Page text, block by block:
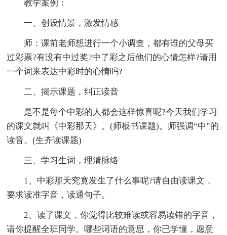
教学案例：
一、创设情景，激发情感
师：课前老师想进行一个小调查，都有谁的父母买
过彩票?有没有中过奖?中了彩之后他们的心情怎样?请用
一个词来表达中彩时的心情吗?
二、揭示课题，纠正读音
是不是每个中彩的人都会这样惊喜呢?今天我们学习
的课文就叫《中彩那天》。(师板书课题)。师强调“中”的
读音。(生齐读课题)
三、学习生词，理清脉络
1、中彩那天究竟发生了什么事呢?请自由读课文，
要求读准字音，读通句子。
2、读了课文，你觉得比较难读或容易读错的字音，
请你提醒全班同学。哪些词语的意思，你已学懂，愿意